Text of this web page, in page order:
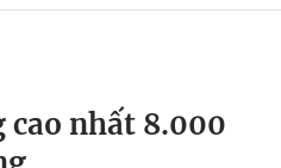
nhất 8.000